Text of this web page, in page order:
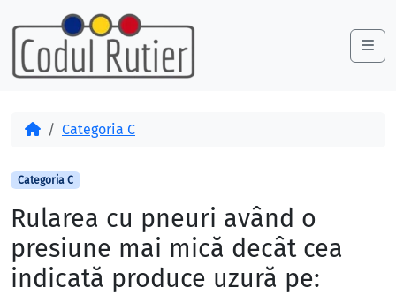
Skip to content
Skip to footer
AcasăCategoria C
Categoria C
Rularea cu pneuri având o
presiune mai mică decât cea
indicată produce uzură pe: